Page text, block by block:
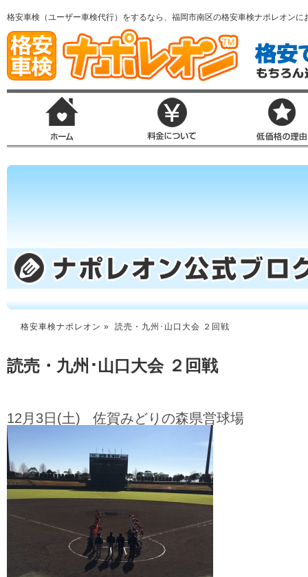
格安車検（ユーザー車検代行）をするなら、福岡市南区の格安車検ナポレオンに
格安車検ナポレオン » 読売・九州･山口大会 ２回戦
読売・九州･山口大会 ２回戦
12月3日(土) 佐賀みどりの森県営球場